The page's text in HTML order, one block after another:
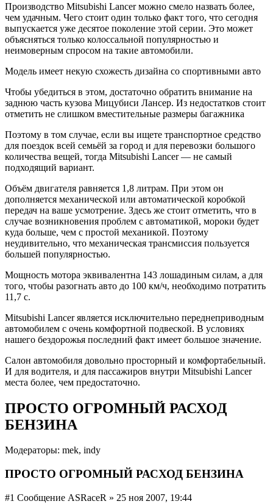
Производство Mitsubishi Lancer можно смело назвать более,
чем удачным. Чего стоит один только факт того, что сегодня
выпускается уже десятое поколение этой серии. Это может
объясняться только колоссальной популярностью и
неимоверным спросом на такие автомобили.
Модель имеет некую схожесть дизайна со спортивными авто
Чтобы убедиться в этом, достаточно обратить внимание на
заднюю часть кузова Мицубиси Лансер. Из недостатков стоит
отметить не слишком вместительные размеры багажника
Поэтому в том случае, если вы ищете транспортное средство
для поездок всей семьёй за город и для перевозки большого
количества вещей, тогда Mitsubishi Lancer — не самый
подходящий вариант.
Объём двигателя равняется 1,8 литрам. При этом он
дополняется механической или автоматической коробкой
передач на ваше усмотрение. Здесь же стоит отметить, что в
случае возникновения проблем с автоматикой, мороки будет
куда больше, чем с простой механикой. Поэтому
неудивительно, что механическая трансмиссия пользуется
большей популярностью.
Мощность мотора эквивалентна 143 лошадиным силам, а для
того, чтобы разогнать авто до 100 км/ч, необходимо потратить
11,7 с.
Mitsubishi Lancer является исключительно переднеприводным
автомобилем с очень комфортной подвеской. В условиях
нашего бездорожья последний факт имеет большое значение.
Салон автомобиля довольно просторный и комфортабельный.
И для водителя, и для пассажиров внутри Mitsubishi Lancer
места более, чем предостаточно.
ПРОСТО ОГРОМНЫЙ РАСХОД
БЕНЗИНА
Модераторы: mek, indy
ПРОСТО ОГРОМНЫЙ РАСХОД БЕНЗИНА
#1 Сообщение ASRaceR » 25 ноя 2007, 19:44